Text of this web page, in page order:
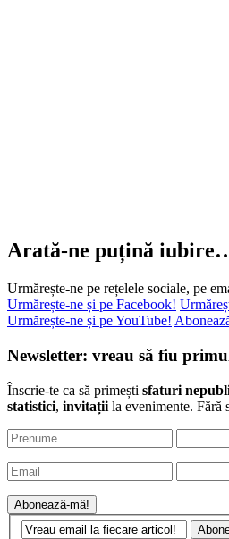
Arată-ne puțină
Urmărește-ne pe rețelele sociale, pe
Urmărește-ne și pe Facebook!
Urmărește-ne și pe YouTube!
Newsletter: vreau să fiu
Înscrie-te ca să primești sfaturi
statistici, invitațiila evenimente. Fără